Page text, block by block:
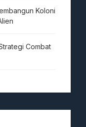
Koloni
Combat